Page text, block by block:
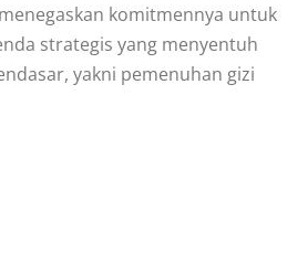
menegaskan komitmennya untuk
strategis yang menyentuh
yakni pemenuhan gizi